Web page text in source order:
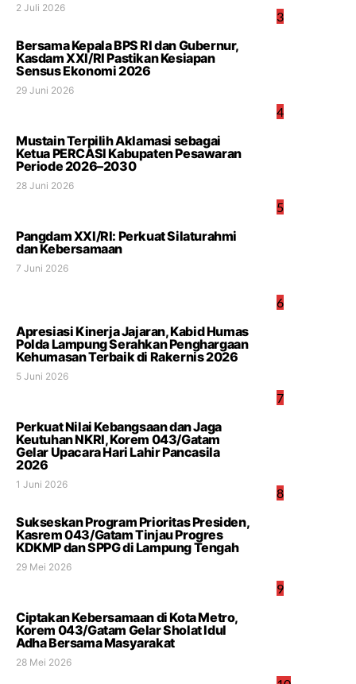
3
2 Juli 2026
4
Bersama Kepala BPS RI dan Gubernur,
Kasdam XXI/RI Pastikan Kesiapan
Sensus Ekonomi 2026
29 Juni 2026
5
Mustain Terpilih Aklamasi sebagai
Ketua PERCASI Kabupaten Pesawaran
Periode 2026–2030
28 Juni 2026
6
Pangdam XXI/RI: Perkuat Silaturahmi
dan Kebersamaan
7 Juni 2026
7
Apresiasi Kinerja Jajaran, Kabid Humas
Polda Lampung Serahkan Penghargaan
Kehumasan Terbaik di Rakernis 2026
5 Juni 2026
8
Perkuat Nilai Kebangsaan dan Jaga
Keutuhan NKRI, Korem 043/Gatam
Gelar Upacara Hari Lahir Pancasila
2026
1 Juni 2026
9
Sukseskan Program Prioritas Presiden,
Kasrem 043/Gatam Tinjau Progres
KDKMP dan SPPG di Lampung Tengah
29 Mei 2026
Ciptakan Kebersamaan di Kota Metro,
Korem 043/Gatam Gelar Sholat Idul
Adha Bersama Masyarakat
28 Mei 2026